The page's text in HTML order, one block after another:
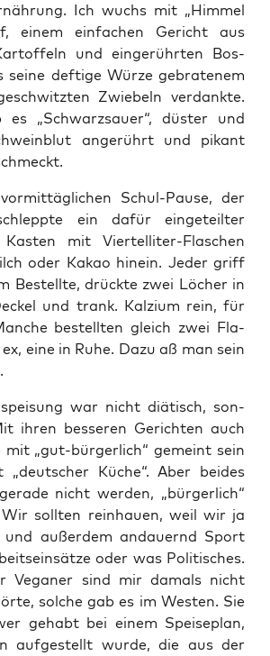
Ich wuchs mit „Him­mel
einem ein­fa­chen Gericht aus
und ein­ge­rühr­ten Bos­
sei­ne def­ti­ge Wür­ze gebra­te­nem
Zwie­beln ver­dank­te.
es „Schwarz­sauer“, düs­ter und
ange­rührt und pikant
Schul-Pau­se, der
ein dafür ein­ge­teil­ter
mit Vier­tel­li­ter-Fla­schen
oder Kakao hin­ein. Jeder griff
Bestell­te, drück­te zwei Löcher in
und trank. Kal­zi­um rein, für
bestell­ten gleich zwei Fla­
eine in Ruhe. Dazu aß man sein
war nicht diä­tisch, son­
ihren bes­se­ren Gerich­ten auch
„gut-bür­ger­lich“ gemeint sein
Küche“. Aber bei­des
nicht wer­den, „bür­ger­lich“
Wir soll­ten rein­hau­en, weil wir ja
außer­dem andau­ernd Sport
oder was Poli­ti­sches.
Vega­ner sind mir damals nicht
sol­che gab es im Wes­ten. Sie
gehabt bei einem Spei­se­plan,
auf­ge­stellt wur­de, die aus der